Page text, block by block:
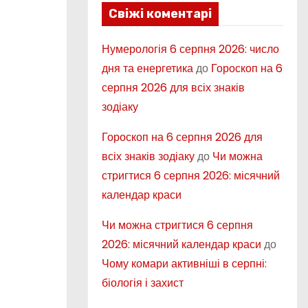
Свіжі коментарі
Нумерологія 6 серпня 2026: число
дня та енергетикадо Гороскоп на 6
серпня 2026 для всіх знаків
зодіаку
Гороскоп на 6 серпня 2026 для
всіх знаків зодіакудо Чи можна
стригтися 6 серпня 2026: місячний
календар краси
Чи можна стригтися 6 серпня
2026: місячний календар краси до
Чому комари активніші в серпні:
біологія і захист